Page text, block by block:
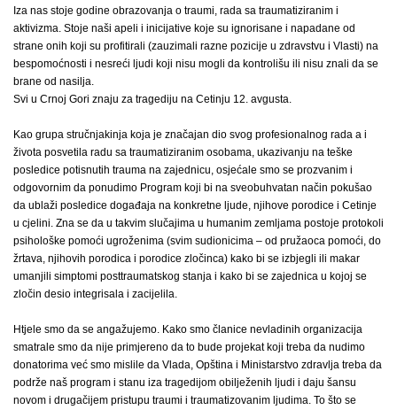
Iza nas stoje godine obrazovanja o traumi, rada sa traumatiziranim i
aktivizma. Stoje naši apeli i inicijative koje su ignorisane i napadane od
strane onih koji su profitirali (zauzimali razne pozicije u zdravstvu i Vlasti) na
bespomoćnosti i nesreći ljudi koji nisu mogli da kontrolišu ili nisu znali da se
brane od nasilja.
Svi u Crnoj Gori znaju za tragediju na Cetinju 12. avgusta.
Kao grupa stručnjakinja koja je značajan dio svog profesionalnog rada a i
života posvetila radu sa traumatiziranim osobama, ukazivanju na teške
posledice potisnutih trauma na zajednicu, osjećale smo se prozvanim i
odgovornim da ponudimo Program koji bi na sveobuhvatan način pokušao
da ublaži posledice događaja na konkretne ljude, njihove porodice i Cetinje
u cjelini. Zna se da u takvim slučajima u humanim zemljama postoje protokoli
psihološke pomoći ugroženima (svim sudionicima – od pružaoca pomoći, do
žrtava, njihovih porodica i porodice zločinca) kako bi se izbjegli ili makar
umanjili simptomi posttraumatskog stanja i kako bi se zajednica u kojoj se
zločin desio integrisala i zacijelila.
Htjele smo da se angažujemo. Kako smo članice nevladinih organizacija
smatrale smo da nije primjereno da to bude projekat koji treba da nudimo
donatorima već smo mislile da Vlada, Opština i Ministarstvo zdravlja treba da
podrže naš program i stanu iza tragedijom obilježenih ljudi i daju šansu
novom i drugačijem pristupu traumi i traumatizovanim ljudima. To što se